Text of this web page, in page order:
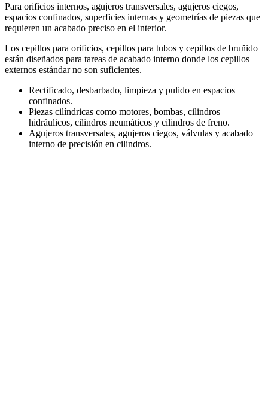
Para orificios internos, agujeros transversales, agujeros ciegos,
espacios confinados, superficies internas y geometrías de piezas que
requieren un acabado preciso en el interior.
Los cepillos para orificios, cepillos para tubos y cepillos de bruñido
están diseñados para tareas de acabado interno donde los cepillos
externos estándar no son suficientes.
Rectificado, desbarbado, limpieza y pulido en espacios
confinados.
Piezas cilíndricas como motores, bombas, cilindros
hidráulicos, cilindros neumáticos y cilindros de freno.
Agujeros transversales, agujeros ciegos, válvulas y acabado
interno de precisión en cilindros.